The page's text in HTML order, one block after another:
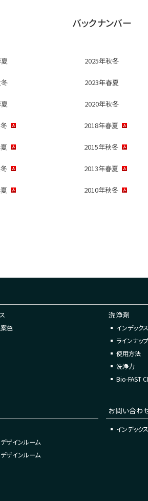
バックナンバー
2025年秋冬
2023年春夏
2020年秋冬
2018年春夏
2015年秋冬
2013年春夏
2010年秋冬
色
洗浄剤
インデックス
ラインナップ
使用方法
洗浄力
Bio-FAST
お問い合わ
ザインルーム
ザインルーム
インデックス